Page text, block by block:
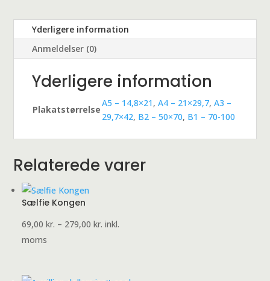
Yderligere information
Anmeldelser (0)
Yderligere information
Plakatstørrelse
A5 – 14,8×21 ,A4 – 21×29,7,A3 –
29,7×42, B2 – 50×70, B1 – 70-100
Relaterede varer
Sælfie Kongen
69,00kr. – 279,00kr. Prisinterval:
inkl.
moms